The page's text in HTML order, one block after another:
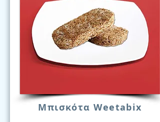
Μπισκότα Weetabix